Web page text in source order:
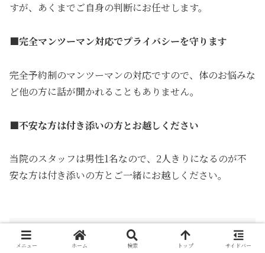
すが、あくまでご自身の判断にお任せします。
■完全マンツーマン対応でプライバシーを守ります
完全予約制のマンツーマンの対応ですので、体のお悩みな
ど他の方に話が聞かれることもありません。
■不安な方は付き添いの方とお越しください
当院のスタッフは男性1名なので、2人きりになるのが不
安な方は付き添いの方とご一緒にお越しください。
院長創案の「OCLストレッチ」が多くのメ
ディアに取り上げられています
メニュー ホーム 検索 トップ サイドバー